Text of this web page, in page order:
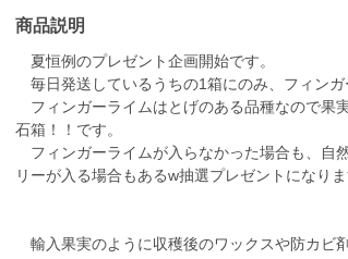
商品説明
夏恒例のプレゼント企画開始です。
毎日発送しているうちの1箱にのみ、フィンガ
フィンガーライムはとげのある品種なので果
石箱！！です。
フィンガーライムが入らなかった場合も、自
リーが入る場合もあるw抽選プレゼントになり
輸入果実のように収穫後のワックスや防カビ